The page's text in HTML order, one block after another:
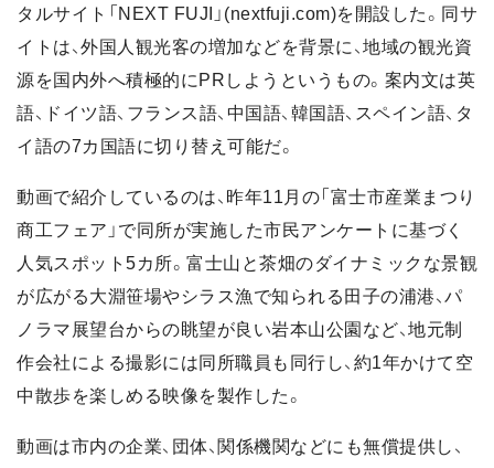
タルサイト「NEXT FUJI」(nextfuji.com)を開設した。同サ
イトは、外国人観光客の増加などを背景に、地域の観光資
源を国内外へ積極的にPRしようというもの。案内文は英
語、ドイツ語、フランス語、中国語、韓国語、スペイン語、タ
イ語の7カ国語に切り替え可能だ。
動画で紹介しているのは、昨年11月の「富士市産業まつり
商工フェア」で同所が実施した市民アンケートに基づく
人気スポット5カ所。富士山と茶畑のダイナミックな景観
が広がる大淵笹場やシラス漁で知られる田子の浦港、パ
ノラマ展望台からの眺望が良い岩本山公園など、地元制
作会社による撮影には同所職員も同行し、約1年かけて空
中散歩を楽しめる映像を製作した。
動画は市内の企業、団体、関係機関などにも無償提供し、